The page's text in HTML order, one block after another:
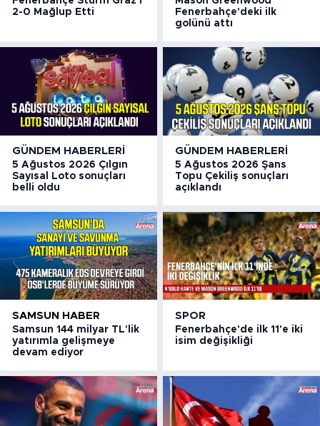
2-0 Mağlup Etti
Fenerbahçe'deki ilk
golünü attı
GÜNDEM HABERLERI
5 Ağustos 2026 Çılgın
Sayısal Loto sonuçları
belli oldu
GÜNDEM HABERLERI
5 Ağustos 2026 Şans
Topu Çekiliş sonuçları
açıklandı
SAMSUN HABER
Samsun 144 milyar TL'lik
yatırımla gelişmeye
devam ediyor
SPOR
Fenerbahçe'de ilk 11'e iki
isim değişikliği